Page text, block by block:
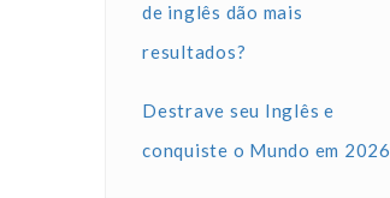
de inglês dão mais
resultados?
Destrave seu Inglês e
conquiste o Mundo em 2026